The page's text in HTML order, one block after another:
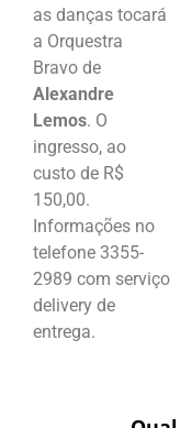
as danças tocará
a Orquestra
Bravo de
Alexandre
Lemos. O
ingresso, ao
custo de R$
150,00.
Informações no
telefone 3355-
2989 com serviço
delivery de
entrega.